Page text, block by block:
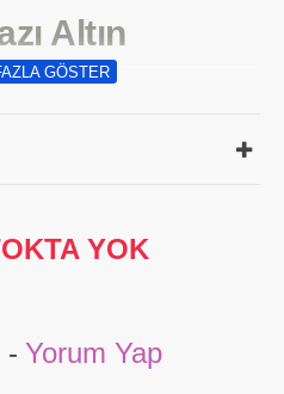
Altın
YOK
- Yorum Yap